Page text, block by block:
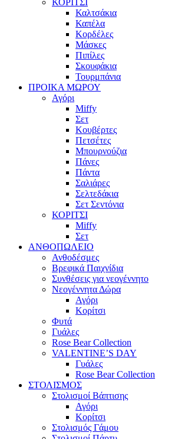
ΚΟΡΙΤΣΙ
Καλτσάκια
Καπέλα
Κορδέλες
Μάσκες
Πιπίλες
Σκουφάκια
Τουρμπάνια
ΠΡΟΙΚΑ ΜΩΡΟΥ
Αγόρι
Miffy
Σετ
Κουβέρτες
Πετσέτες
Μπουρνούζια
Πάνες
Πάντα
Σαλιάρες
Σελτεδάκια
Σετ Σεντόνια
ΚΟΡΙΤΣΙ
Miffy
Σετ
ΑΝΘΟΠΩΛΕΙΟ
Ανθοδέσμες
Βρεφικά Παιχνίδια
Συνθέσεις για νεογέννητο
Νεογέννητα Δώρα
Αγόρι
Κορίτσι
Φυτά
Γυάλες
Rose Bear Collection
VALENTINE’S DAY
Γυάλες
Rose Bear Collection
ΣΤΟΛΙΣΜΟΣ
Στολισμοί Βάπτισης
Αγόρι
Κορίτσι
Στολισμός Γάμου